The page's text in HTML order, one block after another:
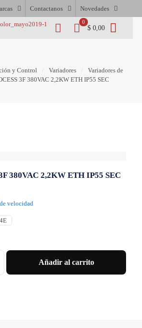
Contactanos Novedades
0
$ 0,00
y Control Variadores
Variadores de
3F 380VAC 2,2KW ETH IP55 SEC
380VAC 2,2KW ETH IP55 SEC
velocidad
Añadir al carrito